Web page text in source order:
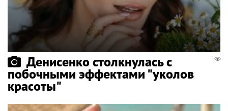
Денисенко столкнулась с
побочными эффектами "уколов
красоты"